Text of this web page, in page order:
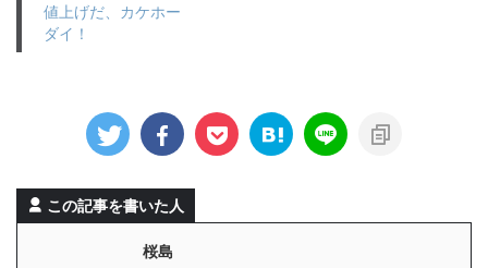
値上げだ、カケホー
ダイ！
この記事を書いた人
桜島